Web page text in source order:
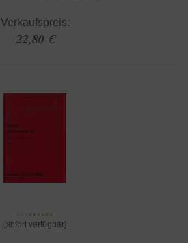
Verkaufspreis:
22,80 €
[sofort verfügbar]